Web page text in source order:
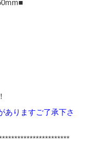
ありますご了承下さ